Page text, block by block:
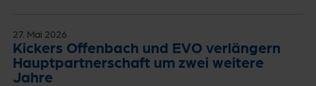
27. Mai 2026
Kickers Offenbach und EVO verlängern
Hauptpartnerschaft um zwei weitere
Jahre